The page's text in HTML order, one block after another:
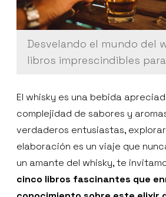
Desvelando el mundo del
libros imprescindibles
El whisky es una bebida
complejidad de sabores y
verdaderos entusiastas,
elaboración es un viaje que
un amante del whisky, te
cinco libros fascinantes que